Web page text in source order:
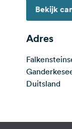
Bekijk
Adres
Duitsland